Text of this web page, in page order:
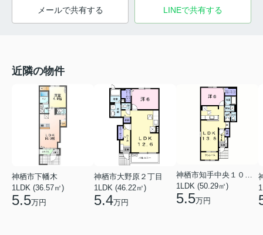
メールで共有する LINEで共有する
近隣の物件
神栖市下幡木
1LDK (36.57㎡)
5.5万円
神栖市大野原２丁目
1LDK (46.22㎡)
5.4万円
1LDK (50.29㎡)
5.5万円